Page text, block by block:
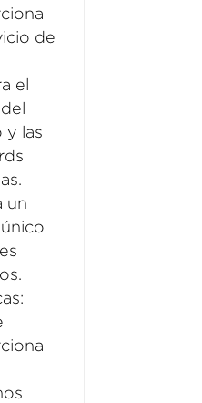
de
el
y las
un